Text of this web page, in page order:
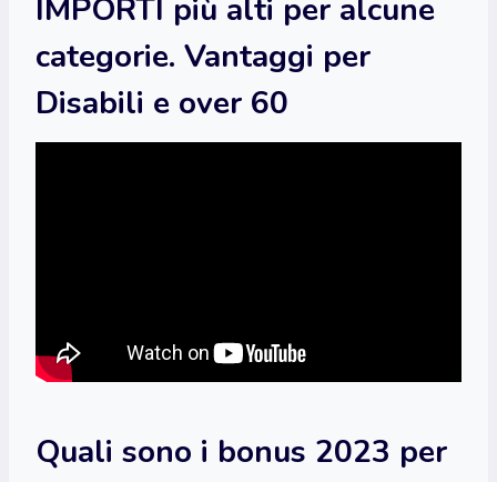
IMPORTI più alti per alcune
categorie. Vantaggi per
Disabili e over 60
Quali sono i bonus 2023 per